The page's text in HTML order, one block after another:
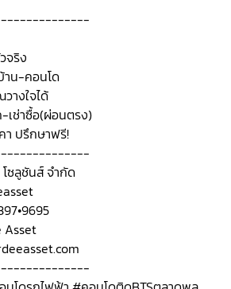
จริง
าน-คอนโด
งใจได้
เช่าซื้อ(ผ่อนตรง)
า ปรึกษาฟรี!
ซลูชันส์ จำกัด
Asset